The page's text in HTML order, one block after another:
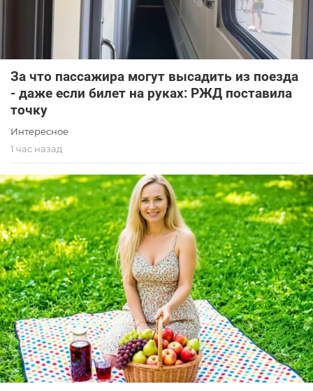
За что пассажира могут высадить из поезда
- даже если билет на руках: РЖД поставила
точку
Интересное
1 час назад